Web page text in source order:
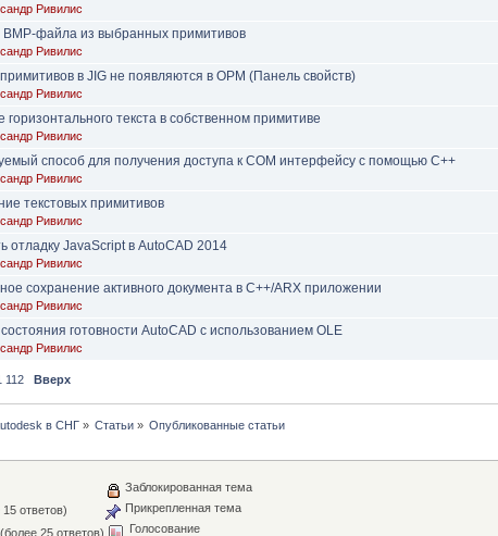
Ривилис
файла из выбранных примитивов
Ривилис
в JIG не появляются в OPM (Панель свойств)
Ривилис
горизонтального текста в собственном примитиве
Ривилис
способ для получения доступа к COM интерфейсу с помощью C++
Ривилис
текстовых примитивов
Ривилис
отладку JavaScript в AutoCAD 2014
Ривилис
сохранение активного документа в C++/ARX приложении
Ривилис
готовности AutoCAD с использованием OLE
Ривилис
112 Вверх
в СНГ» Статьи » Опубликованные статьи
ответов)
25 ответов)
Заблокированная тема
Прикрепленная тема
Голосование